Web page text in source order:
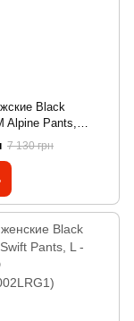
Black
Alpine Pants,
7 130 грн